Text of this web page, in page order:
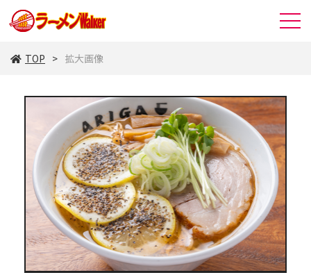
TOP 拡大画像